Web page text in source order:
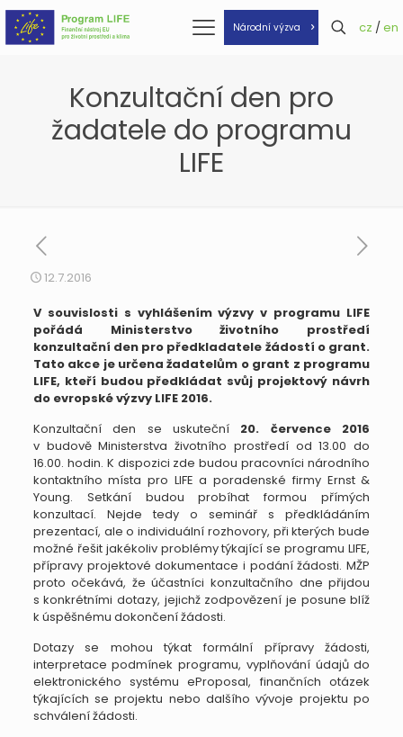
Národní výzva cz / en
Konzultační den pro
žadatele do programu
LIFE
12.7.2016
V souvislosti s vyhlášením výzvy v programu LIFE
pořádá Ministerstvo životního prostředí
konzultační den pro předkladatele žádostí o grant.
Tato akce je určena žadatelům o grant z programu
LIFE, kteří budou předkládat svůj projektový návrh
do evropské výzvy LIFE 2016.
Konzultační den se uskuteční 20. července
2016
v budově Ministerstva životního prostředí od 13.00 do
16.00. hodin. K dispozici zde budou pracovníci národního
kontaktního místa pro LIFE a poradenské firmy Ernst &
Young. Setkání budou probíhat formou přímých
konzultací. Nejde tedy o seminář s předkládáním
prezentací, ale o individuální rozhovory, při kterých bude
možné řešit jakékoliv problémy týkající se programu LIFE,
přípravy projektové dokumentace i podání žádosti. MŽP
proto očekává, že účastníci konzultačního dne přijdou
s konkrétními dotazy, jejichž zodpovězení je posune blíž
k úspěšnému dokončení žádosti.
Dotazy se mohou týkat formální přípravy žádosti,
interpretace podmínek programu, vyplňování údajů do
elektronického systému eProposal, finančních otázek
týkajících se projektu nebo dalšího vývoje projektu po
schválení žádosti.